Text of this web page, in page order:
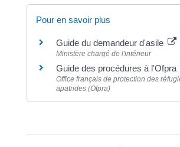
Pour en savoir plus
Guide du demandeur d'asile
Ministère chargé de l'intérieur
Guide des procédures à l'Ofpra
Office français de protection des
apatrides (Ofpra)